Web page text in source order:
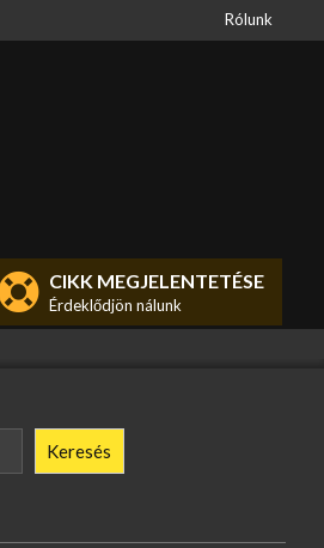
Rólunk
CIKK MEGJELENTETÉSE
Érdeklődjön nálunk
Keresés